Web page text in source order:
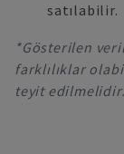
satılabilir.
*Gösterilen
farklılıklar
teyit edilmelidir.